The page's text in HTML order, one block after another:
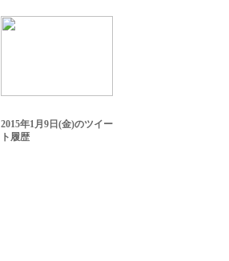
2015年1月9日(金)のツイー
ト履歴